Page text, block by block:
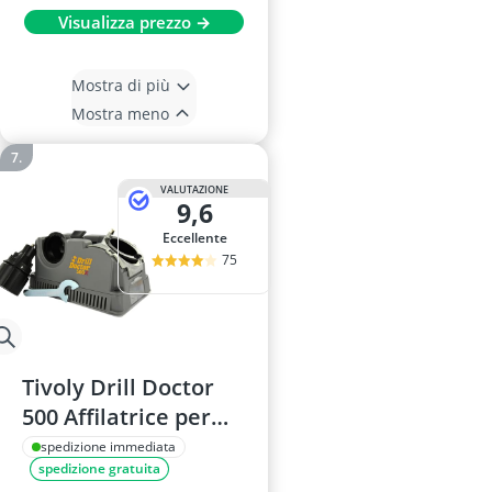
Visualizza prezzo →
Mostra di più
Mostra meno
VALUTAZIONE
9,6
Eccellente
75
Tivoly Drill Doctor
500 Affilatrice per
punte, 2,5–13 mm,
118°/135°
spedizione immediata
spedizione gratuita